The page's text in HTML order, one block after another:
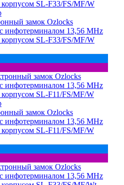
замок Ozlocks
инфотерминалом 13,56 MHz
SL-F33/FS/MF/W
замок Ozlocks
инфотерминалом 13,56 MHz
SL-F11/FS/MF/W